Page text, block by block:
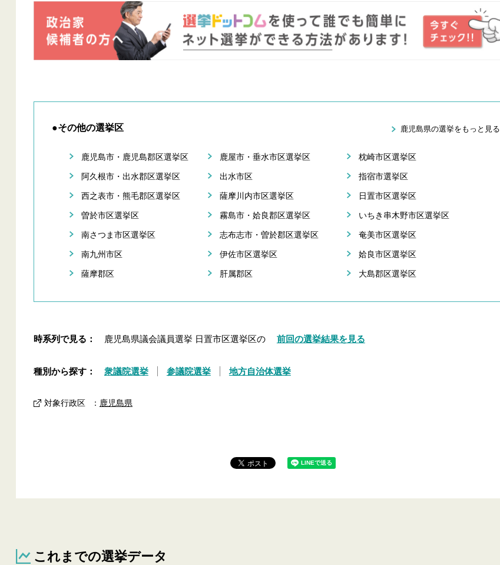
●その他の選挙区 鹿児島県の選挙をもっと見る
鹿児島市・鹿児島郡区選挙区 鹿屋市・垂水市区選挙区 枕崎市区選挙区
阿久根市・出水郡区選挙区 出水市区 指宿市選挙区
西之表市・熊毛郡区選挙区 薩摩川内市区選挙区 日置市区選挙区
曽於市区選挙区 霧島市・姶良郡区選挙区 いちき串木野市区選挙区
南さつま市区選挙区 志布志市・曽於郡区選挙区 奄美市区選挙区
南九州市区 伊佐市区選挙区 姶良市区選挙区
薩摩郡区 肝属郡区 大島郡区選挙区
時系列で見る： 鹿児島県議会議員選挙 日置市区選挙区の 前回の選挙結果を見る
種別から探す： 衆議院選挙 参議院選挙 地方自治体選挙
対象行政区 ： 鹿児島県
これまでの選挙データ